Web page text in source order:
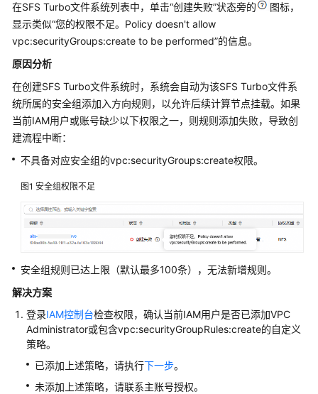
用
户
指
南
最
佳
实
践
参
考
SDK
考
景
代
码
示
例
在SFS Turbo文件系统列表中，单击“创建失败”状态旁的
图标，
显示类似“您的权限不足。Policy doesn't allow
vpc:securityGroups:create to be performed”的信息。
原因分析
在创建SFS Turbo文件系统时，系统会自动为该SFS Turbo文件系
统所属的安全组添加入方向规则，以允许后续计算节点挂载。如果
当前IAM用户或账号缺少以下权限之一，则规则添加失败，导致创
建流程中断：
不具备对应安全组的vpc:securityGroups:create权限。
图1 安全组权限不足
安全组规则已达上限（默认最多100条），无法新增规则。
解决方案
登录IAM控制台检查权限，确认当前IAM用户是否已添加VPC
Administrator或包含vpc:securityGroupRules:create的自定义
策略。
已添加上述策略，请执行下一步。
未添加上述策略，请联系主账号授权。